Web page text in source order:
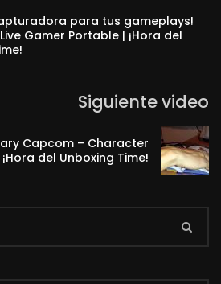
para tus gameplays!
Gamer Portable | ¡Hora del
Siguiente video
Capcom – Character
del Unboxing Time!